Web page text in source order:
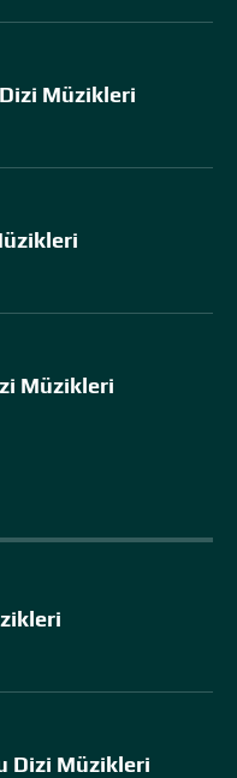
Müzikleri
Müzikleri
Dizi Müzikleri